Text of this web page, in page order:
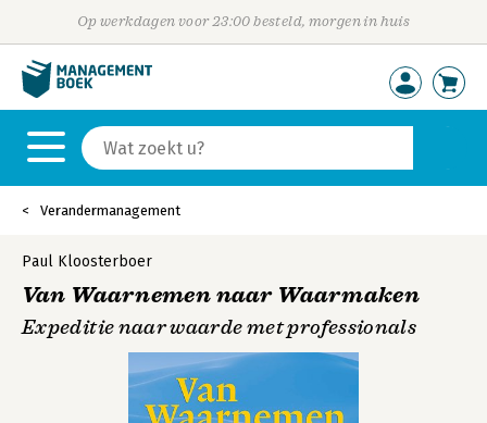
Op werkdagen voor 23:00 besteld, morgen in huis
Verandermanagement
Paul Kloosterboer
Van Waarnemen naar Waarmaken
Expeditie naar waarde met professionals